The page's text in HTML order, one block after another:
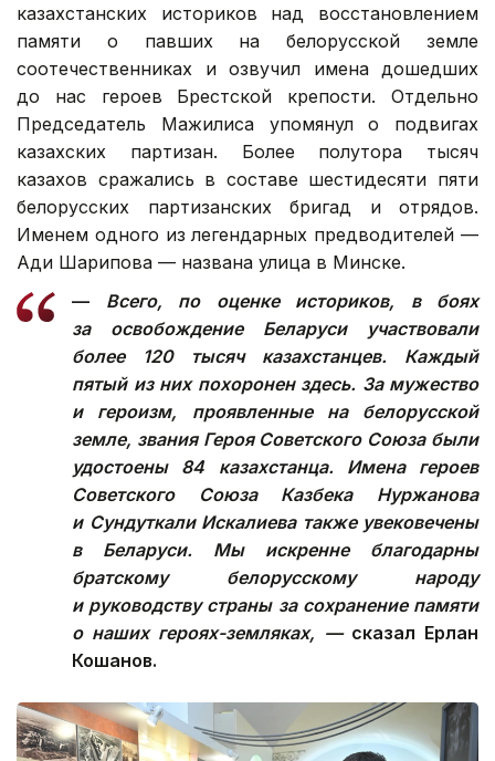
казахстанских историков над восстановлением
памяти о павших на белорусской земле
соотечественниках и озвучил имена дошедших
до нас героев Брестской крепости. Отдельно
Председатель Мажилиса упомянул о подвигах
казахских партизан. Более полутора тысяч
казахов сражались в составе шестидесяти пяти
белорусских партизанских бригад и отрядов.
Именем одного из легендарных предводителей —
Ади Шарипова — названа улица в Минске.
— Всего, по оценке историков, в боях
за освобождение Беларуси участвовали
более 120 тысяч казахстанцев. Каждый
пятый из них похоронен здесь. За мужество
и героизм, проявленные на белорусской
земле, звания Героя Советского Союза были
удостоены 84 казахстанца. Имена героев
Советского Союза Казбека Нуржанова
и Сундуткали Искалиева также увековечены
в Беларуси. Мы искренне благодарны
братскому белорусскому народу
и руководству страны за сохранение памяти
о наших героях-земляках, — сказал Ерлан
Кошанов.